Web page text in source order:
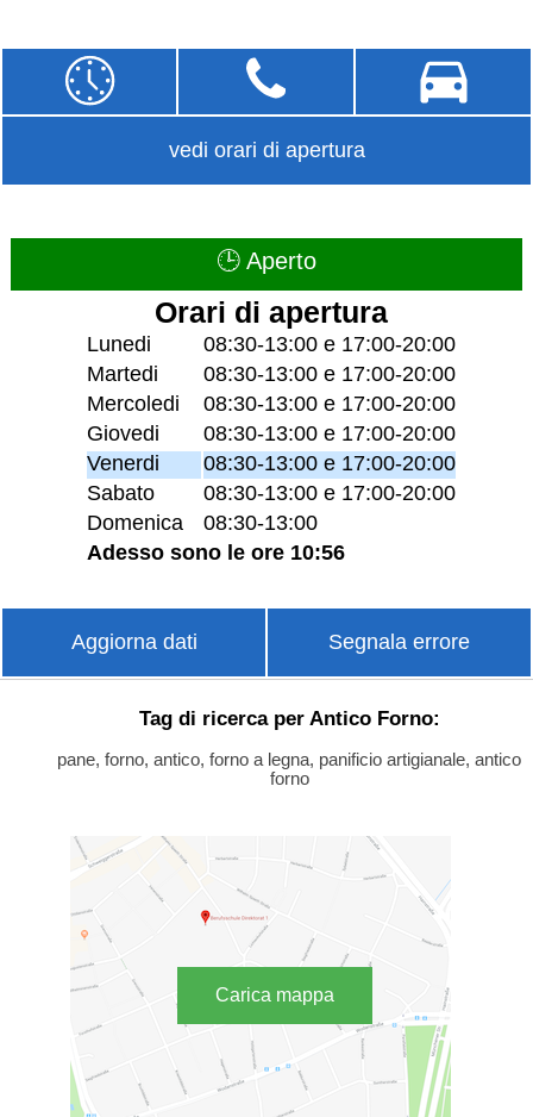
vedi orari di apertura
🕒 Aperto
Orari di apertura
Lunedi
08:30-13:00 e 17:00-20:00
Martedi
08:30-13:00 e 17:00-20:00
Mercoledi
08:30-13:00 e 17:00-20:00
Giovedi
08:30-13:00 e 17:00-20:00
Venerdi
08:30-13:00 e 17:00-20:00
Sabato
08:30-13:00 e 17:00-20:00
Domenica
08:30-13:00
Adesso sono le ore 10:56
Aggiorna dati Segnala errore
Tag di ricerca per Antico Forno:
pane, forno, antico, forno a legna, panificio artigianale, antico
forno
Carica mappa